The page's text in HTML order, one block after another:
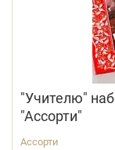
"Учителю"
"Ассорти"
Ассорти